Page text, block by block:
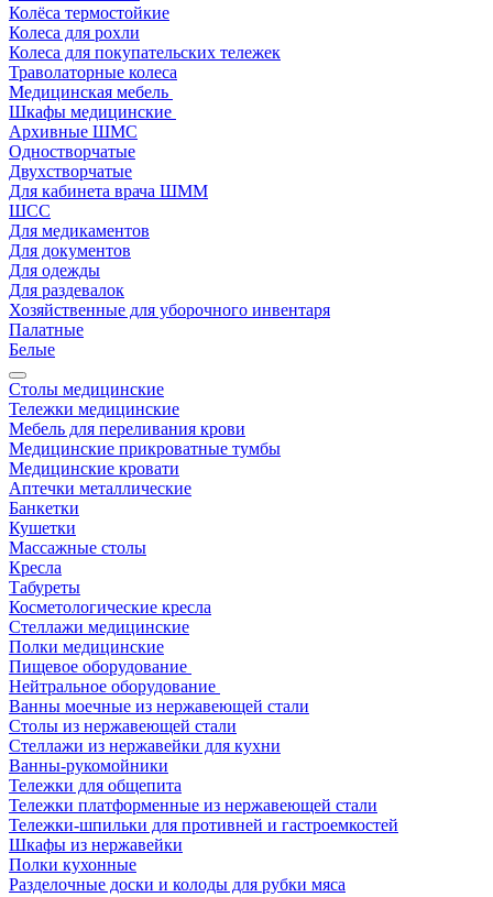
Колёса термостойкие
Колеса для рохли
Колеса для покупательских тележек
Траволаторные колеса
Медицинская мебель
Шкафы медицинские
Архивные ШМС
Одностворчатые
Двухстворчатые
Для кабинета врача ШММ
ШСС
Для медикаментов
Для документов
Для одежды
Для раздевалок
Хозяйственные для уборочного инвентаря
Палатные
Белые
Столы медицинские
Тележки медицинские
Мебель для переливания крови
Медицинские прикроватные тумбы
Медицинские кровати
Аптечки металлические
Банкетки
Кушетки
Массажные столы
Кресла
Табуреты
Косметологические кресла
Стеллажи медицинские
Полки медицинские
Пищевое оборудование
Нейтральное оборудование
Ванны моечные из нержавеющей стали
Столы из нержавеющей стали
Стеллажи из нержавейки для кухни
Ванны-рукомойники
Тележки для общепита
Тележки платформенные из нержавеющей стали
Тележки-шпильки для противней и гастроемкостей
Шкафы из нержавейки
Полки кухонные
Разделочные доски и колоды для рубки мяса